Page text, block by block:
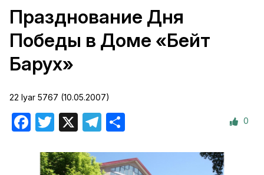
Празднование Дня
Победы в Доме «Бейт
Барух»
22 Iyar 5767 (10.05.2007)
Facebook
Twitter Telegram 0